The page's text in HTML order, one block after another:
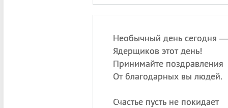
Необычный день сегодня —
Ядерщиков этот день!
Принимайте поздравления
От благодарных вы людей.
Счастье пусть не покидает